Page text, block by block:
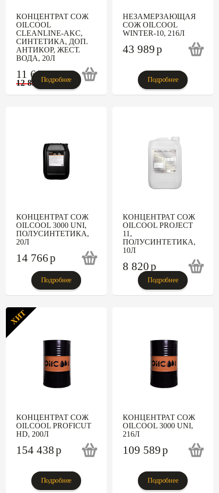
КОНЦЕНТРАТ СОЖ
OILCOOL
CLEANLINE-AKC,
СИНТЕТИКА, ДОП.
АНТИКОР, ЖЕСТ.
ВОДА, 20Л
11 606p
12 895p
Подробнее
НЕЗАМЕРЗАЮЩАЯ
СОЖ OILCOOL
WINTER-10, 216Л
43 989p
Подробнее
КОНЦЕНТРАТ СОЖ
OILCOOL 3000 UNI,
ПОЛУСИНТЕТИКА,
20Л
14 766p
Подробнее
КОНЦЕНТРАТ СОЖ
OILCOOL PROJECT
11,
ПОЛУСИНТЕТИКА,
10Л
8 820p
Подробнее
ХИТ
КОНЦЕНТРАТ СОЖ
OILCOOL PROFICUT
HD, 200Л
154 438p
Подробнее
КОНЦЕНТРАТ СОЖ
OILCOOL 3000 UNI,
216Л
109 589p
Подробнее